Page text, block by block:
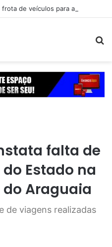
falta de
Estado na
Araguaia
de viagens realizadas